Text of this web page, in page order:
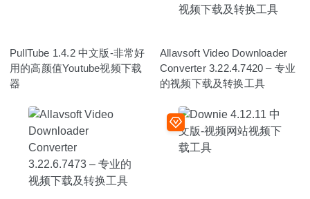
PullTube 1.4.2 中文版-非常好
用的高颜值Youtube视频下载
器
Allavsoft Video Downloader
Converter 3.22.4.7420 – 专业
的视频下载及转换工具